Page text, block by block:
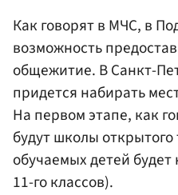
Как говорят в МЧС, в
возможность
общежитие. В Санкт-
придется набирать
На первом этапе, как
будут школы
обучаемых детей
11-го классов).